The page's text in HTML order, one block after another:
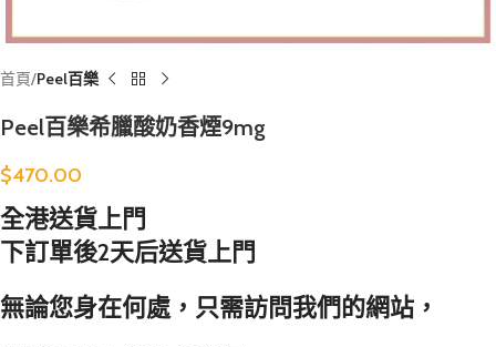
首頁 Peel百樂
Peel百樂希臘酸奶香煙9mg
$470.00
全港送貨上門
下訂單後2天后送貨上門
無論您身在何處，只需訪問我們的網站，